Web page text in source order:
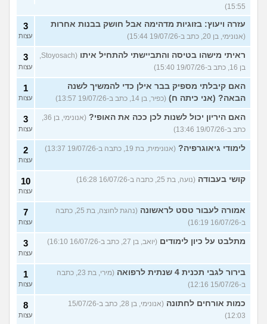
15:55)
עזרה ויעוץ: בזוגיות מדהימה אבל חושק בבנות אחרות
(אנונימי, בן 20, כתב ב-19/07/26 15:44)
3
עצות
ראיתי מישהו בטיסה והתביישתי להתחיל איתו
(Stoyosach,
בן 16, כתב ב-19/07/26 15:40)
3
עצות
האם קיבלתי מספיק בבר אילן כדי להמשיך לשנה
הבאה? (אני כיתה ח) (כפיר, בן 14, כתב ב-19/07/26 13:57)
1
עצות
האם היריון יכול לשנות לכן ככה את האופי?
(אנונימי, בן 36,
כתב ב-19/07/26 13:46)
3
עצות
לימודי גיאוגרפיה? (אנונימית, בת 19, כתבה ב-19/07/26 13:37) 2
עצות
קושי בעבודה (נועה, בת 25, כתבה ב-16/07/26 16:28) 10
עצות
אמורה לעבור טסט לראשונה
(נהגת לחוצה, בת 25, כתבה
ב-16/07/26 16:19)
7
עצות
מתלבט על כיון לימודים (יואב, בן 27, כתב ב-16/07/26 16:10) 3
עצות
בירור לגבי תכנית 4 שנתית לרפואה
(מירי, בת 23, כתבה
ב-15/07/26 12:16)
1
עצות
כמות אורחים לחתונה
(אנונימי, בן 28, כתב ב-15/07/26
12:03)
8
עצות